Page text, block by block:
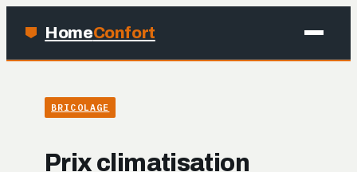
HomeConfort
BRICOLAGE
Prix climatisation